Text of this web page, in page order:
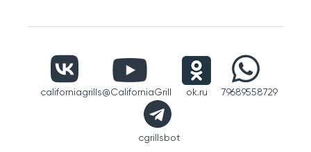
californiagrills@CaliforniaGrill ok.ru 79689558729
cgrillsbot